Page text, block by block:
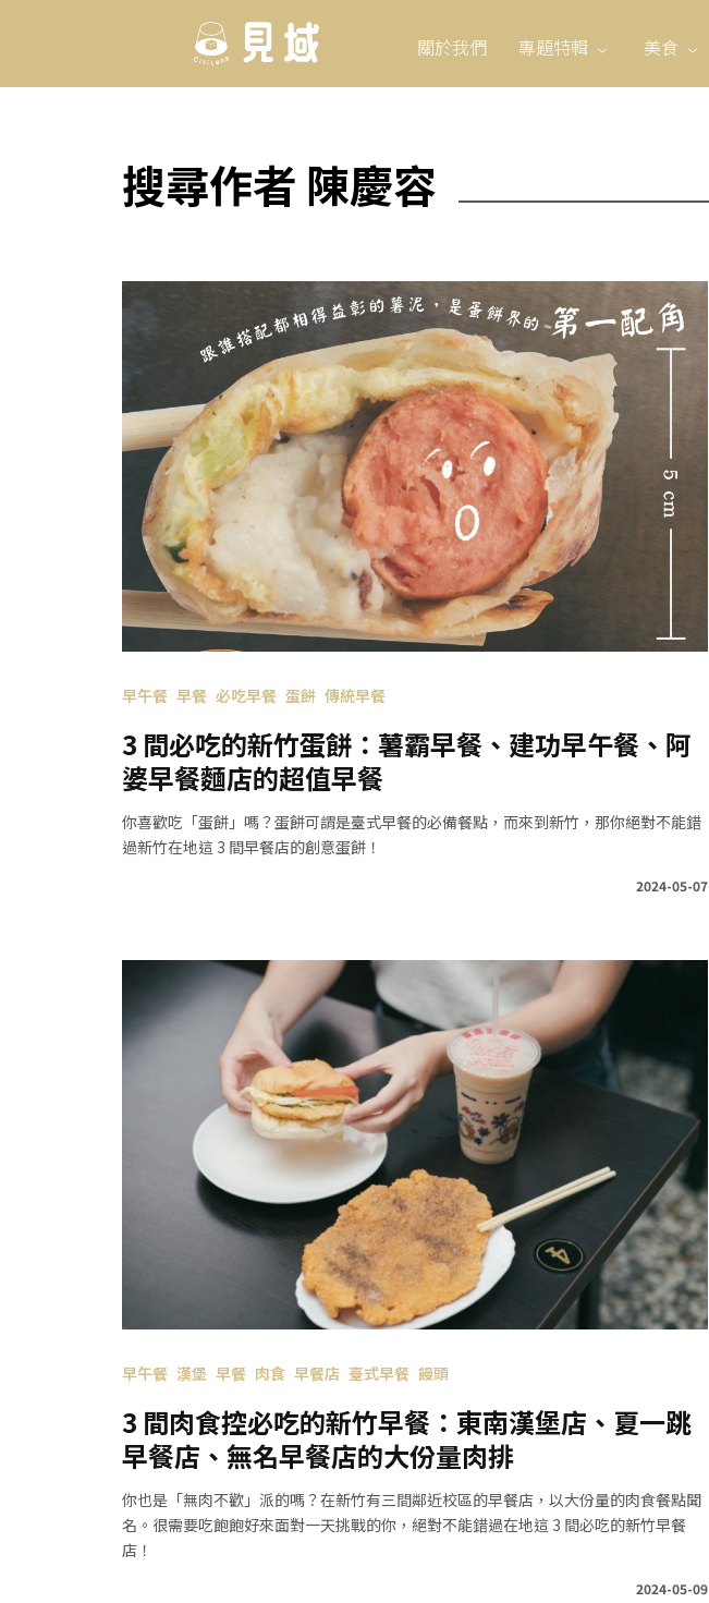
關於我們 專題特輯 美食
搜尋作者 陳慶容
早午餐 早餐 必吃早餐 蛋餅 傳統早餐
3 間必吃的新竹蛋餅：薯霸早餐、建功早午餐、阿
婆早餐麵店的超值早餐
你喜歡吃「蛋餅」嗎？蛋餅可謂是臺式早餐的必備餐點，而來到新竹，那你絕對不能錯
過新竹在地這 3 間早餐店的創意蛋餅！
2024-05-07
早午餐 漢堡 早餐 肉食 早餐店 臺式早餐 饅頭
3 間肉食控必吃的新竹早餐：東南漢堡店、夏一跳
早餐店、無名早餐店的大份量肉排
你也是「無肉不歡」派的嗎？在新竹有三間鄰近校區的早餐店，以大份量的肉食餐點聞
名。很需要吃飽飽好來面對一天挑戰的你，絕對不能錯過在地這 3 間必吃的新竹早餐
店！
2024-05-09